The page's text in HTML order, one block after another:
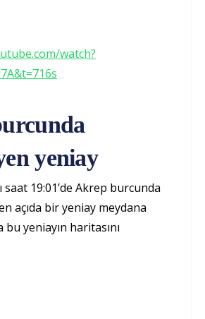
watch?
yeniay
saat 19:01’de Akrep burcunda
açıda bir yeniay meydana
bu yeniayın haritasını